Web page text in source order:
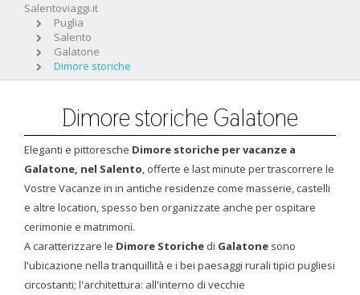
Salentoviaggi.it
Puglia
Salento
Galatone
Dimore storiche
Dimore storiche Galatone
Eleganti e pittoresche Dimore storiche per vacanze a
Galatone, nel Salento, offerte e last minute per trascorrere le
Vostre Vacanze in in antiche residenze come masserie, castelli
e altre location, spesso ben organizzate anche per ospitare
cerimonie e matrimoni.
A caratterizzare le Dimore Storiche di Galatone sono
l'ubicazione nella tranquillità e i bei paesaggi rurali tipici pugliesi
circostanti; l'architettura: all'interno di vecchie